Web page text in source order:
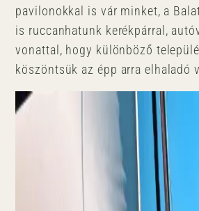
pavilonokkal is vár minket, a
is ruccanhatunk kerékpárral,
vonattal, hogy különböző
köszöntsük az épp arra elhaladó